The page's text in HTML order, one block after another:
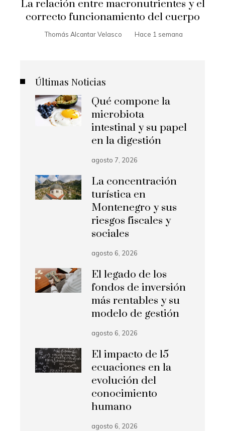
La relación entre macronutrientes y el
correcto funcionamiento del cuerpo
Thomás Alcantar Velasco Hace 1 semana
Últimas Noticias
Qué compone la
microbiota
intestinal y su papel
en la digestión
agosto 7, 2026
La concentración
turística en
Montenegro y sus
riesgos fiscales y
sociales
agosto 6, 2026
El legado de los
fondos de inversión
más rentables y su
modelo de gestión
agosto 6, 2026
El impacto de 15
ecuaciones en la
evolución del
conocimiento
humano
agosto 6, 2026